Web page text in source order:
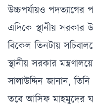
উচ্চপর্যায়ও পদত্যাগের
এদিকে স্থানীয়
বিকেল তিনটায়
স্থানীয় সরকার
সালাউদ্দিন জানান,
তবে আসিফ মাহমুদের